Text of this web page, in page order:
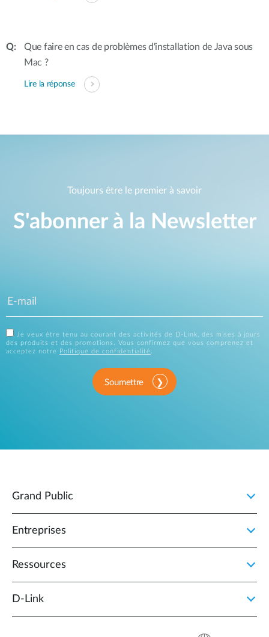
Que faire en cas de problèmes d'installation de Java sous
Mac ?
Lire la réponse
Toujours être le premier à savoir
S'abonner à la Newsletter
Je veux être tenu au courant des activités de D-Link, des mises à jours
des produits et des promotions. Vous confirmez que vous comprenez et
acceptez notre
Politique de confidentialité.
Soumettre
Grand Public
Entreprises
Ressources
D‑Link